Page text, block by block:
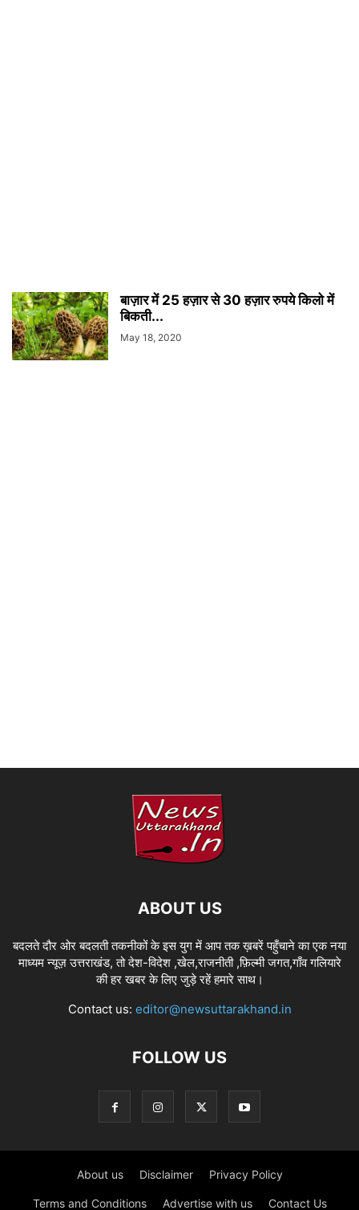
बाज़ार में 25 हज़ार से 30 हज़ार रुपये किलो में
बिकती...
May 18, 2020
ABOUT US
बदलते दौर ओर बदलती तकनीकों के इस युग में आप तक ख़बरें पहुँचाने का एक नया
माध्यम न्यूज़ उत्तराखंड, तो देश-विदेश ,खेल,राजनीती ,फ़िल्मी जगत,गाँव गलियारे
की हर खबर के लिए जुड़े रहें हमारे साथ।
Contact us: editor@newsuttarakhand.in
FOLLOW US
About us Disclaimer Privacy Policy
Terms and Conditions Advertise with us Contact Us